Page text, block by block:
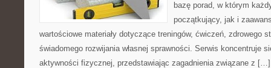
bazę porad, w którym
początkujący, jak i
wartościowe materiały dotyczące treningów, ćwiczeń, zdrowego
świadomego rozwijania własnej sprawności. Serwis koncentruje
aktywności fizycznej, przedstawiając zagadnienia związane z […]